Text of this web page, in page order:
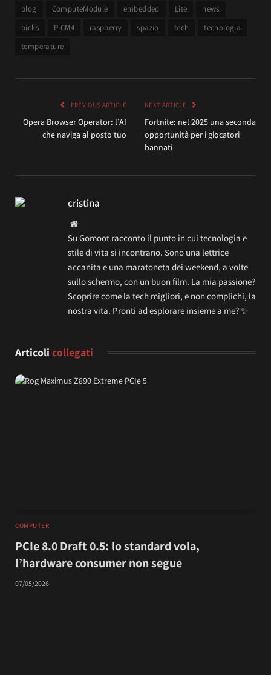
blog ComputeModule embedded Lite
news
picks
PiCM4 raspberry spazio tech
tecnologia
temperature
PREVIOUS ARTICLE
Opera Browser Operator: l’AI
che naviga al posto tuo
NEXT ARTICLE
Fortnite: nel 2025 una seconda
opportunità per i giocatori
bannati
cristina
Website
Su Gomoot racconto il punto in cui tecnologia e
stile di vita si incontrano. Sono una lettrice
accanita e una maratoneta dei weekend, a volte
sullo schermo, con un buon film. La mia passione?
Scoprire come la tech migliori, e non complichi, la
nostra vita. Pronti ad esplorare insieme a me? ✨
Articoli collegati
COMPUTER
PCIe 8.0 Draft 0.5: lo standard vola,
l’hardware consumer non segue
07/05/2026